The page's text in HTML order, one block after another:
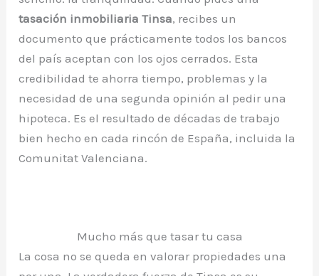
tasación inmobiliaria Tinsa, recibes un
documento que prácticamente todos los bancos
del país aceptan con los ojos cerrados. Esta
credibilidad te ahorra tiempo, problemas y la
necesidad de una segunda opinión al pedir una
hipoteca. Es el resultado de décadas de trabajo
bien hecho en cada rincón de España, incluida la
Comunitat Valenciana.
Mucho más que tasar tu casa
La cosa no se queda en valorar propiedades una